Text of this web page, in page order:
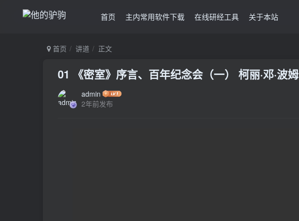
首页 主内常用软件下载 在线研经工具 关于本站
首页 讲道 正文
01 《密室》序言、百年纪念会（一） 柯丽·邓·波姆
admin
2年前发布